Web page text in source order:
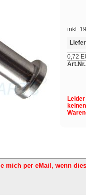
inkl.
0,72
mich per eMail, wenn